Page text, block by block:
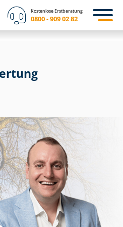
Kostenlose Erstberatung
0800 - 909 02 82